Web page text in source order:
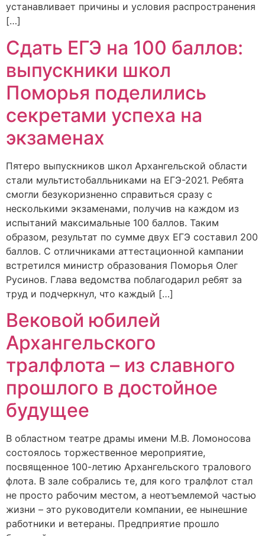
устанавливает причины и условия распространения
[…]
Сдать ЕГЭ на 100 баллов:
выпускники школ
Поморья поделились
секретами успеха на
экзаменах
Пятеро выпускников школ Архангельской области
стали мультистобалльниками на ЕГЭ-2021. Ребята
смогли безукоризненно справиться сразу с
несколькими экзаменами, получив на каждом из
испытаний максимальные 100 баллов. Таким
образом, результат по сумме двух ЕГЭ составил 200
баллов. С отличниками аттестационной кампании
встретился министр образования Поморья Олег
Русинов. Глава ведомства поблагодарил ребят за
труд и подчеркнул, что каждый […]
Вековой юбилей
Архангельского
тралфлота – из славного
прошлого в достойное
будущее
В областном театре драмы имени М.В. Ломоносова
состоялось торжественное мероприятие,
посвященное 100-летию Архангельского тралового
флота. В зале собрались те, для кого тралфлот стал
не просто рабочим местом, а неотъемлемой частью
жизни – это руководители компании, ее нынешние
работники и ветераны. Предприятие прошло